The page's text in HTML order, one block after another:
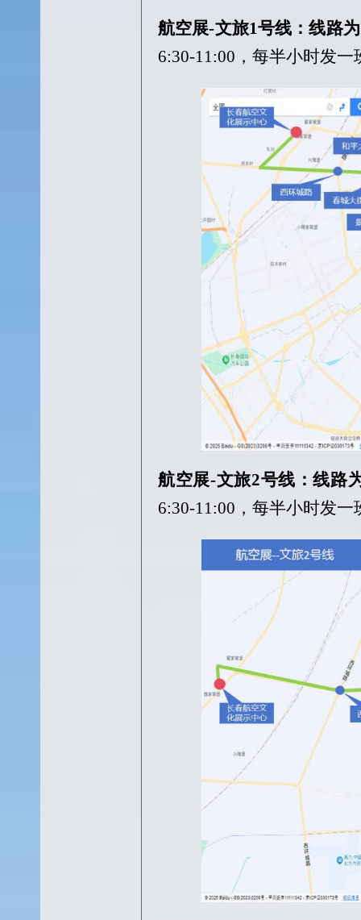
航空展-文旅1号线：线路为
6:30-11:00，每半小时发一
航空展-文旅2号线：线路
6:30-11:00，每半小时发